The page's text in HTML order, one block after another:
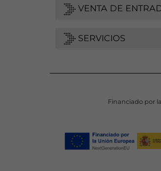
VENTA DE
SERVICIOS
Financiado por